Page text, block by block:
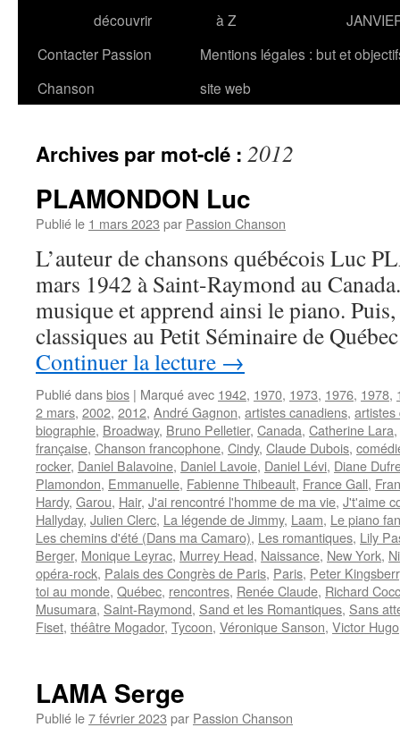
découvrir
à Z
Contacter Passion
Chanson
Mentions légales : but et
site web
Archives par mot-clé : 2012
PLAMONDON Luc
Publié le 1 mars 2023 par Passion Chanson
L’auteur de chansons québécois Luc
mars 1942 à Saint-Raymond au
musique et apprend ainsi le piano.
classiques au Petit Séminaire de
Continuer la lecture →
Publié dansbios | Marqué avec 1942, 1970, 1973, 1976, 1978,
2 mars, 2002, 2012, André Gagnon, artistes canadiens, artistes
biographie, Broadway, Bruno Pelletier, Canada, Catherine Lara,
française, Chanson francophone, Cindy, Claude Dubois,
rocker, Daniel Balavoine, Daniel Lavoie, Daniel Lévi, Diane
Plamondon, Emmanuelle, Fabienne Thibeault, France Gall,
Hardy, Garou, Hair, J'ai rencontré l'homme de ma vie, J't'aime
Hallyday, Julien Clerc, La légende de Jimmy, Laam, Le piano
Les chemins d'été (Dans ma Camaro), Les romantiques, Lily
Berger, Monique Leyrac, Murrey Head, Naissance, New York,
opéra-rock, Palais des Congrès de Paris, Paris, Peter
toi au monde, Québec, rencontres, Renée Claude, Richard
Musumara, Saint-Raymond, Sand et les Romantiques, Sans
Fiset, théâtre Mogador, Tycoon, Véronique Sanson, Victor Hugo
LAMA Serge
Publié le7 février 2023 par Passion Chanson